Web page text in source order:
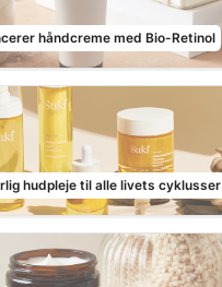
håndcreme med Bio-Retinol
hudpleje til alle livets cyklusser